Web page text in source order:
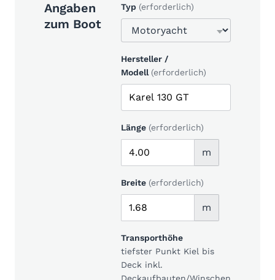
Angaben
zum Boot
Typ (erforderlich)
Hersteller /
Modell (erforderlich)
Länge (erforderlich)
m
Breite (erforderlich)
m
Transporthöhe
tiefster Punkt Kiel bis
Deck inkl.